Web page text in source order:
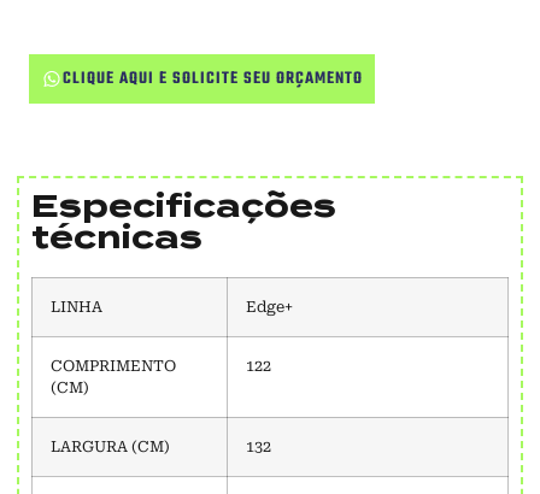
CLIQUE AQUI E SOLICITE SEU ORÇAMENTO
Especificações
técnicas
LINHA Edge+
COMPRIMENTO
(CM)
122
LARGURA (CM) 132